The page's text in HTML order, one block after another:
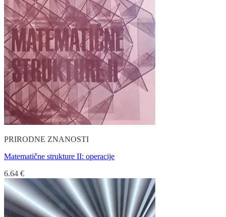
PRIRODNE ZNANOSTI
Matematične strukture II: operacije
6.64 €